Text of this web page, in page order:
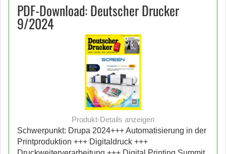
PDF-Download: Deutscher Drucker
9/2024
Produkt-Details anzeigen
Schwerpunkt: Drupa 2024+++ Automatisierung in der
Printproduktion +++ Digitaldruck +++